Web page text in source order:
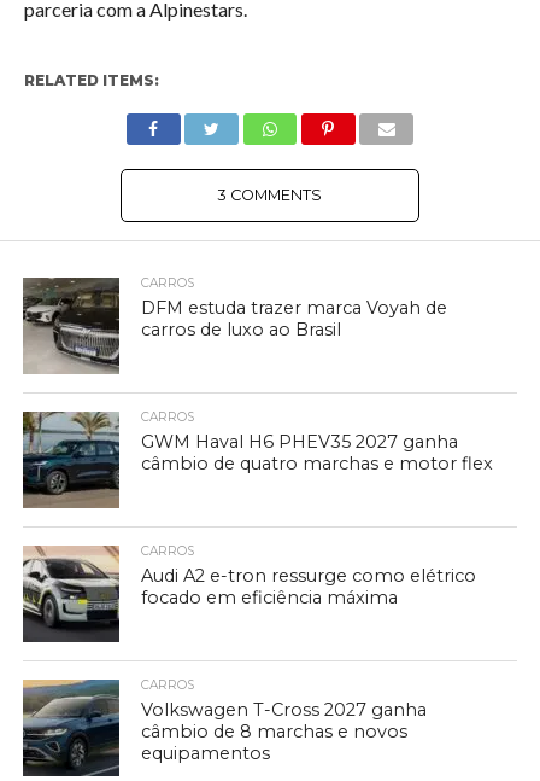
parceria com a Alpinestars.
RELATED ITEMS:
3 COMMENTS
CARROS
DFM estuda trazer marca Voyah de
carros de luxo ao Brasil
CARROS
GWM Haval H6 PHEV35 2027 ganha
câmbio de quatro marchas e motor flex
CARROS
Audi A2 e-tron ressurge como elétrico
focado em eficiência máxima
CARROS
Volkswagen T-Cross 2027 ganha
câmbio de 8 marchas e novos
equipamentos